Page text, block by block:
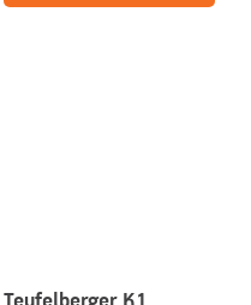
Teufelberger K1